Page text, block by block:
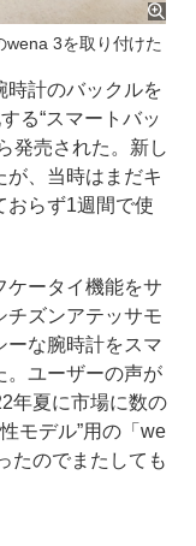
3を取り付けた
計のバックルを
る“スマートバッ
発売された。新し
が、当時はまだキ
おらず1週間で使
ータイ機能をサ
チズンアテッサモ
ーな腕時計をスマ
。ユーザーの声が
年夏に市場に数の
モデル”用の「we
たのでまたしても